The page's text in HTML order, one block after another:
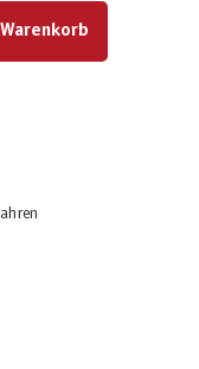
Schaltflächen um die Anzahl zu